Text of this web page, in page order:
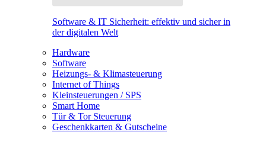
Software & IT Sicherheit: effektiv und sicher in
der digitalen Welt
Hardware
Software
Heizungs- & Klimasteuerung
Internet of Things
Kleinsteuerungen / SPS
Smart Home
Tür & Tor Steuerung
Geschenkkarten & Gutscheine